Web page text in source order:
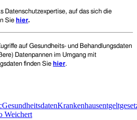
Datenschutzexpertise, auf das sich die
Sie hier.
auf Gesundheits- und Behandlungsdaten
Datenpannen im Umgang mit
finden Sie hier.
Gesundheitsdaten
Weichert